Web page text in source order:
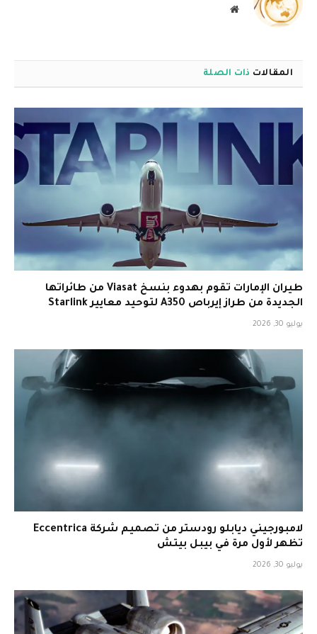
موقع
المقالات ذات الصلة
طيران الإمارات تقوم بهدوء بنسخ Viasat من طائراتها
الجديدة من طراز إيرباص A350 لتوحيد معايير Starlink
يوليو 30, 2026
لامبورجيني ديابلو رودستر من تصميم شركة Eccentrica
تظهر لأول مرة في بيبل بيتش
يوليو 30, 2026